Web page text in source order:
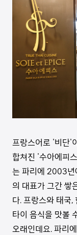
프랑스어로 '비단'
합쳐진 '수아에피
는 파리에 2003년
의 대표가 그간 쌓
다. 프랑스와 태국,
타이 음식을 맛볼
오래인데요. 파리